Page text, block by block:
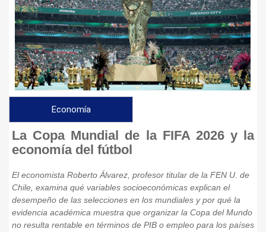
Economía
La Copa Mundial de la FIFA 2026 y la
economía del fútbol
El economista Roberto Álvarez, profesor titular de la FEN U. de
Chile, examina qué variables socioeconómicas explican el
desempeño de las selecciones en los mundiales y por qué la
evidencia académica muestra que organizar la Copa del Mundo
no resulta rentable en términos de PIB o empleo para los países